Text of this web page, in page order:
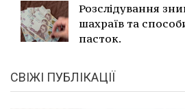
Розслідування
шахраїв та
пасток.
СВІЖІ ПУБЛІКАЦІЇ